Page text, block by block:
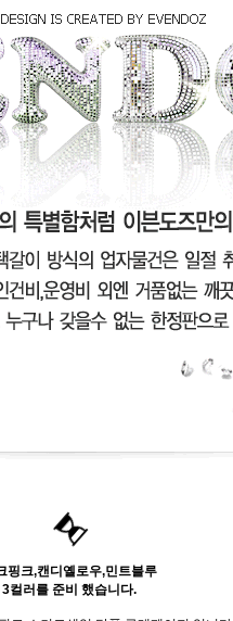
핑크,캔디옐로우,민트블루
3컬러를 준비 했습니다.